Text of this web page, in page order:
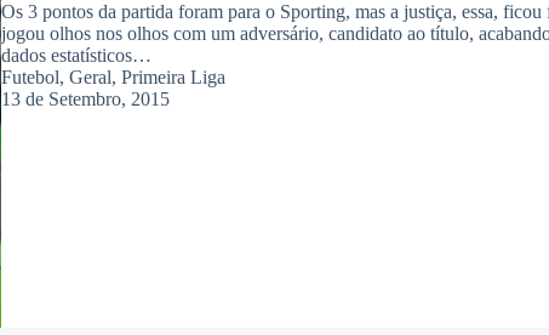
Os 3 pontos da partida foram para o Sporting, mas a justiça, essa,
jogou olhos nos olhos com um adversário, candidato ao título,
dados estatísticos…
Futebol,Geral,Primeira Liga
13 de Setembro, 2015